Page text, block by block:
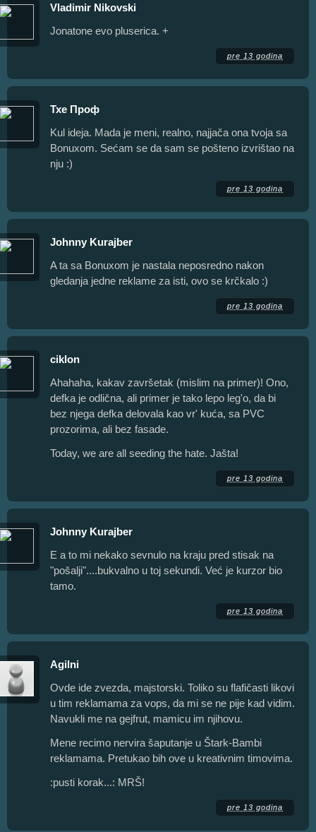
Vladimir Nikovski
Jonatone evo pluserica. +
pre 13 godina
Тхе Проф
Kul ideja. Mada je meni, realno, najjača ona tvoja sa
Bonuxom. Sećam se da sam se pošteno izvrištao na
nju :)
pre 13 godina
Johnny Kurajber
A ta sa Bonuxom je nastala neposredno nakon
gledanja jedne reklame za isti, ovo se krčkalo :)
pre 13 godina
ciklon
Ahahaha, kakav završetak (mislim na primer)! Ono,
defka je odlična, ali primer je tako lepo leg'o, da bi
bez njega defka delovala kao vr' kuća, sa PVC
prozorima, ali bez fasade.
Today, we are all seeding the hate. Jašta!
pre 13 godina
Johnny Kurajber
E a to mi nekako sevnulo na kraju pred stisak na
"pošalji"....bukvalno u toj sekundi. Već je kurzor bio
tamo.
pre 13 godina
Agilni
Ovde ide zvezda, majstorski. Toliko su flafičasti likovi
u tim reklamama za vops, da mi se ne pije kad vidim.
Navukli me na gejfrut, mamicu im njihovu.
Mene recimo nervira šaputanje u Štark-Bambi
reklamama. Pretukao bih ove u kreativnim timovima.
:pusti korak...: MRŠ!
pre 13 godina